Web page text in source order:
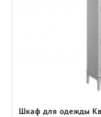
Шкаф для одежды